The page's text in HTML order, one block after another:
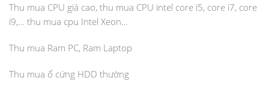
Thu mua CPU giá cao, thu mua CPU intel core i5, core i7, core
i9,… thu mua cpu Intel Xeon…
Thu mua Ram PC, Ram Laptop
Thu mua ổ cứng HDD thường